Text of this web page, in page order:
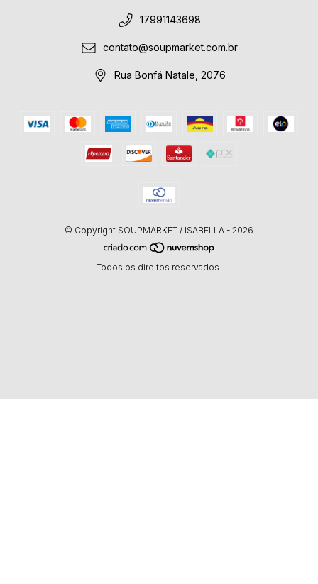
17991143698
contato@soupmarket.com.br
Rua Bonfá Natale, 2076
© Copyright SOUPMARKET / ISABELLA - 2026
Todos os direitos reservados.